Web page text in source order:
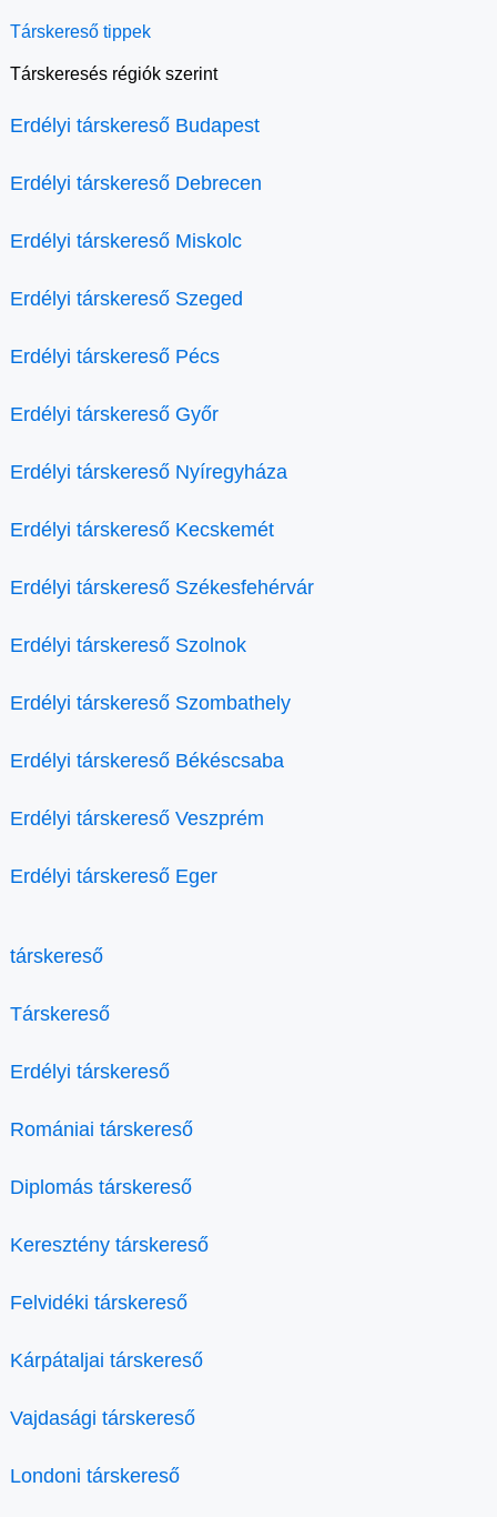
Társkereső tippek
Társkeresés régiók szerint
Erdélyi társkereső Budapest
Erdélyi társkereső Debrecen
Erdélyi társkereső Miskolc
Erdélyi társkereső Szeged
Erdélyi társkereső Pécs
Erdélyi társkereső Győr
Erdélyi társkereső Nyíregyháza
Erdélyi társkereső Kecskemét
Erdélyi társkereső Székesfehérvár
Erdélyi társkereső Szolnok
Erdélyi társkereső Szombathely
Erdélyi társkereső Békéscsaba
Erdélyi társkereső Veszprém
Erdélyi társkereső Eger
társkereső
Társkereső
Erdélyi társkereső
Romániai társkereső
Diplomás társkereső
Keresztény társkereső
Felvidéki társkereső
Kárpátaljai társkereső
Vajdasági társkereső
Londoni társkereső